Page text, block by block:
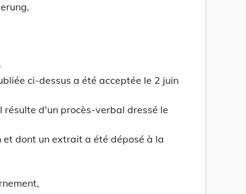
ci-dessus a été acceptée le 2 juin
d'un procès-verbal dressé le
dont un extrait a été déposé à la